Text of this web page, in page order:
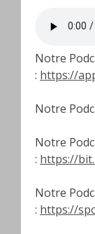
Notre
: https://
Notre
Notre
: https://
Notre
: https://